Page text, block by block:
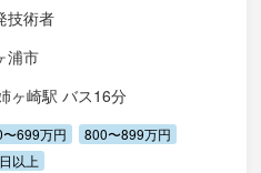
技術者
浦市
ヶ崎駅 バス16分
699万円
800〜899万円
以上